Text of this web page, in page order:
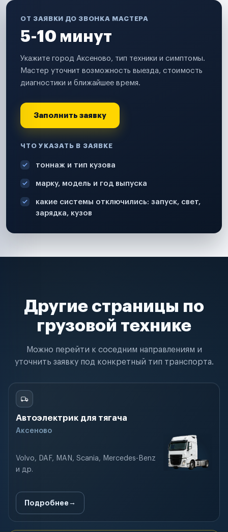
ОТ ЗАЯВКИ ДО ЗВОНКА МАСТЕРА
5-10 минут
Укажите город Аксеново, тип техники и симптомы.
Мастер уточнит возможность выезда, стоимость
диагностики и ближайшее время.
Заполнить заявку
ЧТО УКАЗАТЬ В ЗАЯВКЕ
тоннаж и тип кузова
марку, модель и год выпуска
какие системы отключились: запуск, свет,
зарядка, кузов
Другие страницы по
грузовой технике
Можно перейти к соседним направлениям и
уточнить заявку под конкретный тип транспорта.
Автоэлектрик для тягача
Аксеново
Volvo, DAF, MAN, Scania, Mercedes-Benz
и др.
Подробнее